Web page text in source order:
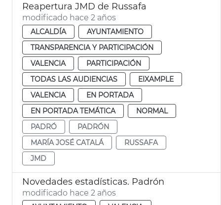
Reapertura JMD de Russafa
modificado hace 2 años
ALCALDÍA
AYUNTAMIENTO
TRANSPARENCIA Y PARTICIPACIÓN
VALENCIA
PARTICIPACIÓN
TODAS LAS AUDIENCIAS
EIXAMPLE
VALENCIA
EN PORTADA
EN PORTADA TEMÁTICA
NORMAL
PADRÓ
PADRÓN
MARÍA JOSÉ CATALÁ
RUSSAFA
JMD
Novedades estadísticas. Padrón
modificado hace 2 años